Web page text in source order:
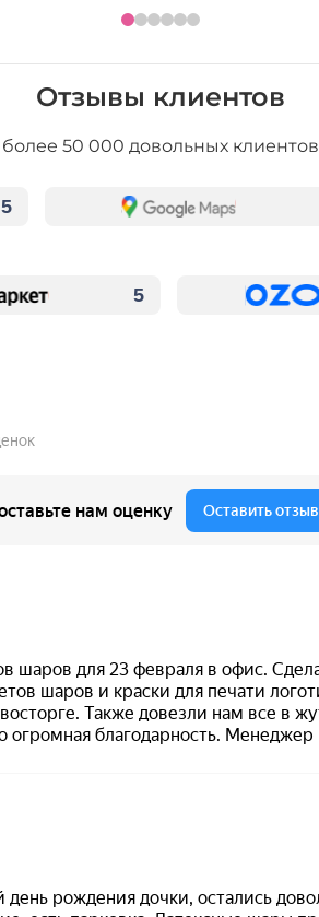
Отзывы клиентов
более 50 000 довольных клиентов
5
5